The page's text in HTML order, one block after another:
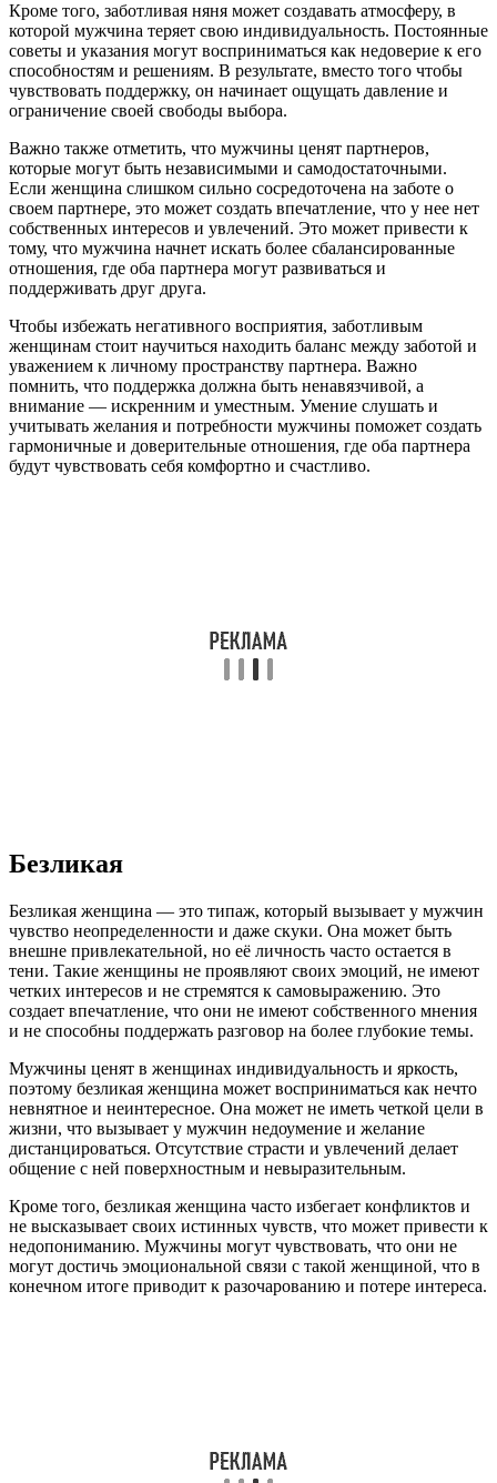
Кроме того, заботливая няня может создавать атмосферу, в
которой мужчина теряет свою индивидуальность. Постоянные
советы и указания могут восприниматься как недоверие к его
способностям и решениям. В результате, вместо того чтобы
чувствовать поддержку, он начинает ощущать давление и
ограничение своей свободы выбора.
Важно также отметить, что мужчины ценят партнеров,
которые могут быть независимыми и самодостаточными.
Если женщина слишком сильно сосредоточена на заботе о
своем партнере, это может создать впечатление, что у нее нет
собственных интересов и увлечений. Это может привести к
тому, что мужчина начнет искать более сбалансированные
отношения, где оба партнера могут развиваться и
поддерживать друг друга.
Чтобы избежать негативного восприятия, заботливым
женщинам стоит научиться находить баланс между заботой и
уважением к личному пространству партнера. Важно
помнить, что поддержка должна быть ненавязчивой, а
внимание — искренним и уместным. Умение слушать и
учитывать желания и потребности мужчины поможет создать
гармоничные и доверительные отношения, где оба партнера
будут чувствовать себя комфортно и счастливо.
Безликая
Безликая женщина — это типаж, который вызывает у мужчин
чувство неопределенности и даже скуки. Она может быть
внешне привлекательной, но её личность часто остается в
тени. Такие женщины не проявляют своих эмоций, не имеют
четких интересов и не стремятся к самовыражению. Это
создает впечатление, что они не имеют собственного мнения
и не способны поддержать разговор на более глубокие темы.
Мужчины ценят в женщинах индивидуальность и яркость,
поэтому безликая женщина может восприниматься как нечто
невнятное и неинтересное. Она может не иметь четкой цели в
жизни, что вызывает у мужчин недоумение и желание
дистанцироваться. Отсутствие страсти и увлечений делает
общение с ней поверхностным и невыразительным.
Кроме того, безликая женщина часто избегает конфликтов и
не высказывает своих истинных чувств, что может привести к
недопониманию. Мужчины могут чувствовать, что они не
могут достичь эмоциональной связи с такой женщиной, что в
конечном итоге приводит к разочарованию и потере интереса.